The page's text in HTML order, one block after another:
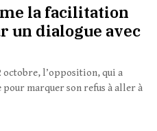
la facilitation
un dialogue avec
octobre, l’opposition, qui a
marquer son refus à aller à